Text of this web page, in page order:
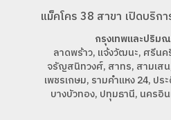
แม็คโคร 38 สาขา เปิดบริก
กรุงเทพและปริม
ลาดพร้าว, แจ้งวัฒนะ, ศรีน
จรัญสนิทวงศ์, สาทร, สามเส
เพชรเกษม, รามคำแหง 24, ป
บางบัวทอง, ปทุมธานี, นครอิ